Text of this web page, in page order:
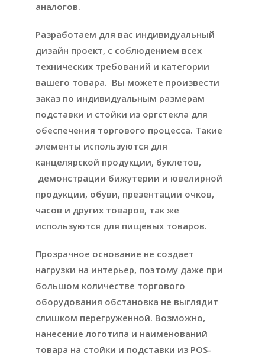
аналогов.
Разработаем для вас индивидуальный
дизайн проект, с соблюдением всех
технических требований и категории
вашего товара. Вы можете произвести
заказ по индивидуальным размерам
подставки и стойки из оргстекла для
обеспечения торгового процесса. Такие
элементы используются для
канцелярской продукции, буклетов,
демонстрации бижутерии и ювелирной
продукции, обуви, презентации очков,
часов и других товаров, так же
используются для пищевых товаров.
Прозрачное основание не создает
нагрузки на интерьер, поэтому даже при
большом количестве торгового
оборудования обстановка не выглядит
слишком перегруженной. Возможно,
нанесение логотипа и наименований
товара на стойки и подставки из POS-